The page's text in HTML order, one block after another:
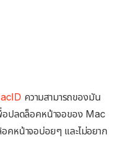
ความสามารถของมัน
ปลดล็อคหน้าจอของ Mac
คหน้าจอบ่อยๆ และไม่อยาก